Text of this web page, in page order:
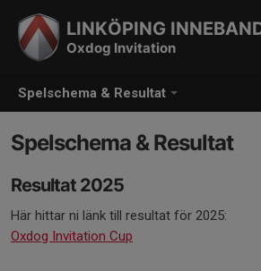
Spelschema & Resultat
LINKÖPING
Oxdog Invitation
Spelschema & Resultat
Resultat 2025
Här hittar ni länk till resultat för 2025:
Oxdog Invitation Cup